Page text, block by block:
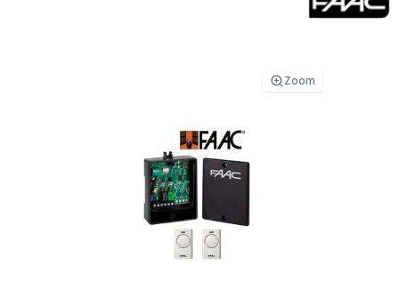
Zoom